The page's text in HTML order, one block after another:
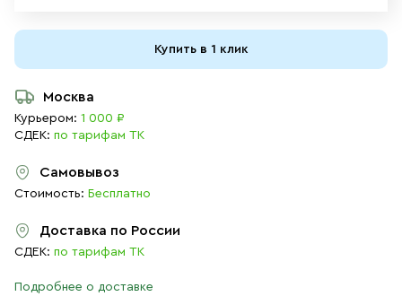
Купить в 1 клик
Москва
Курьером: 1 000 ₽
СДЕК: по тарифам ТК
Самовывоз
Стоимость: Бесплатно
Доставка по России
СДЕК: по тарифам ТК
Подробнее о доставке